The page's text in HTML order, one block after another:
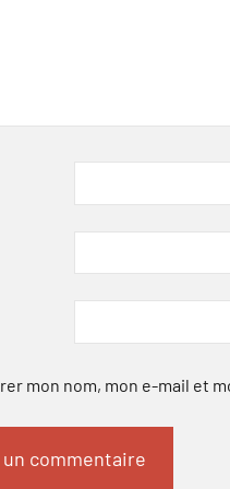
mon nom, mon e-mail et